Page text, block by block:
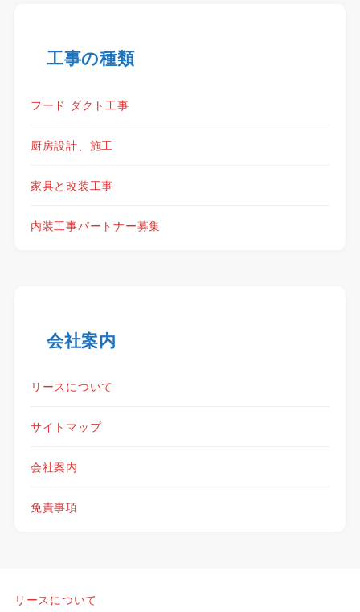
工事の種類
フード ダクト工事
厨房設計、施工
家具と改装工事
内装工事パートナー募集
会社案内
リースについて
サイトマップ
会社案内
免責事項
リースについて